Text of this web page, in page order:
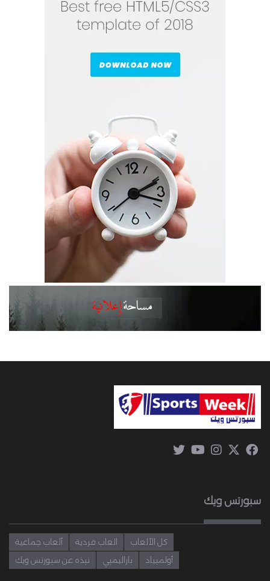
سبورتس ويك
ألعاب جماعية العاب فردية
كل الألعاب
نبذه عن سبورتس ويك
باراليمبي أولمبياد